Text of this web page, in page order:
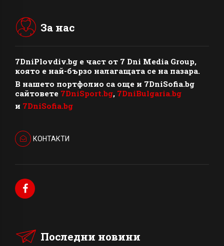
За нас
7DniPlovdiv.bg e част от 7 Dni Media Group,
която е най-бързо налагащата се на пазара.
В нашето портфолио са още и 7DniSofia.bg
сайтовете 7DniSport.bg, 7DniBulgaria.bg
и 7DniSofia.bg
КОНТАКТИ
Последни новини